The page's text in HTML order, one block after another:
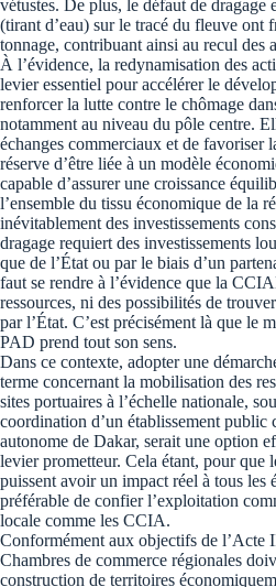
vétustes. De plus, le défaut de dragage
(tirant d’eau) sur le tracé du fleuve ont
tonnage, contribuant ainsi au recul des
À l’évidence, la redynamisation des
levier essentiel pour accélérer le
renforcer la lutte contre le chômage
notamment au niveau du pôle centre.
échanges commerciaux et de favoriser
réserve d’être liée à un modèle
capable d’assurer une croissance
l’ensemble du tissu économique de la
inévitablement des investissements
dragage requiert des investissements
que de l’État ou par le biais d’un
faut se rendre à l’évidence que la
ressources, ni des possibilités de
par l’État. C’est précisément là que le
PAD prend tout son sens.
Dans ce contexte, adopter une
terme concernant la mobilisation des
sites portuaires à l’échelle nationale,
coordination d’un établissement public
autonome de Dakar, serait une option
levier prometteur. Cela étant, pour que
puissent avoir un impact réel à tous les
préférable de confier l’exploitation
locale comme les CCIA.
Conformément aux objectifs de l’Acte
Chambres de commerce régionales
construction de territoires